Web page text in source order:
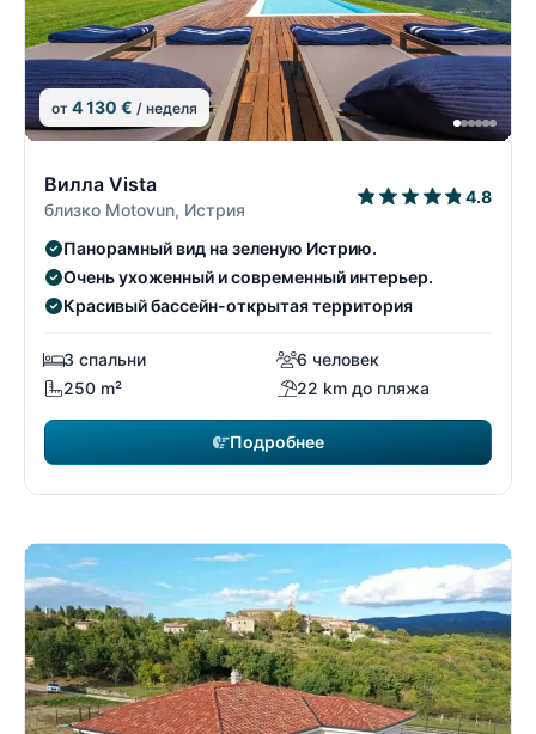
от 4 130 € / неделя
Вилла Vista
близко Motovun, Истрия
4.8
Панорамный вид на зеленую Истрию.
Очень ухоженный и современный интерьер.
Красивый бассейн-открытая территория
3 спальни
6 человек
250 m²
22 km до пляжа
Подробнее